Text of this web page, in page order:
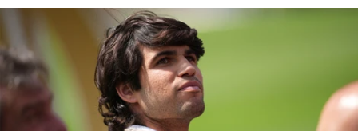
O jovem médio Miguel Figueiredo, que ‘baixou’ por
alguns dias à equipa B, integrou novamente o
treino da equipa principal, enquanto o extremo
Gianluca Prestianni já cumpriu o castigo da UEFA,